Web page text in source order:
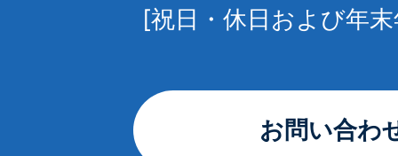
[祝日・休日および年
お問い合わ